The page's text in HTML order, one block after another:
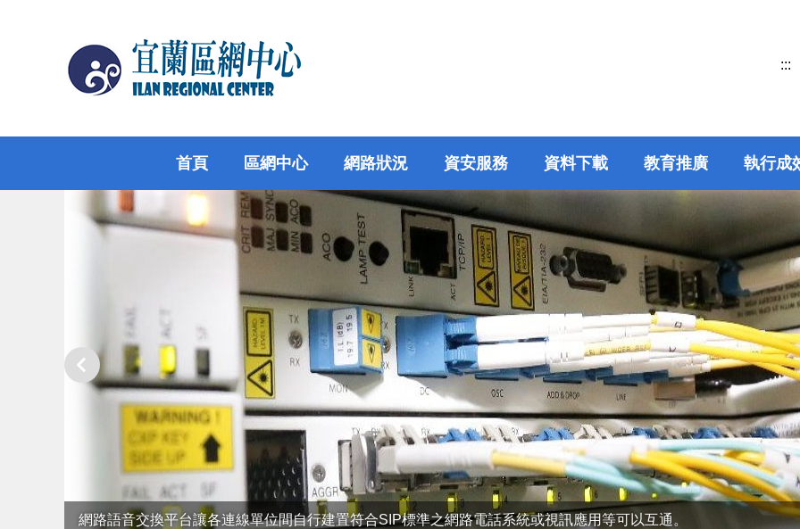
:::
首頁 區網中心 網路狀況 資安服務 資料下載 教育推廣 執行成
網路語音交換平台讓各連線單位間自行建置符合SIP標準之網路電話系統或視訊應用等可以互通。